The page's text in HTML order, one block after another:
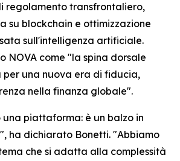
regolamento transfrontaliero,
su blockchain e ottimizzazione
sull'intelligenza artificiale.
NOVA come "la spina dorsale
una nuova era di fiducia,
nella finanza globale".
una piattaforma: è un balzo in
ha dichiarato Bonetti. "Abbiamo
che si adatta alla complessità